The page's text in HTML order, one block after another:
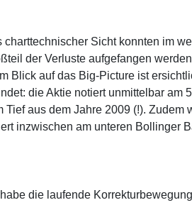
charttechnischer Sicht konnten im
der Verluste aufgefangen
Blick auf das Big-Picture ist
die Aktie notiert unmittelbar am
Tief aus dem Jahre 2009 (!).
inzwischen am unteren Bollinger
habe die laufende